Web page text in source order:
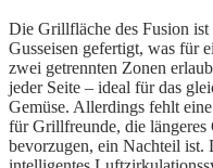
Die Grillfläche des Fusion
Gusseisen gefertigt, was für
zwei getrennten Zonen
jeder Seite – ideal für das
Gemüse. Allerdings fehlt
für Grillfreunde, die längeres
bevorzugen, ein Nachteil ist.